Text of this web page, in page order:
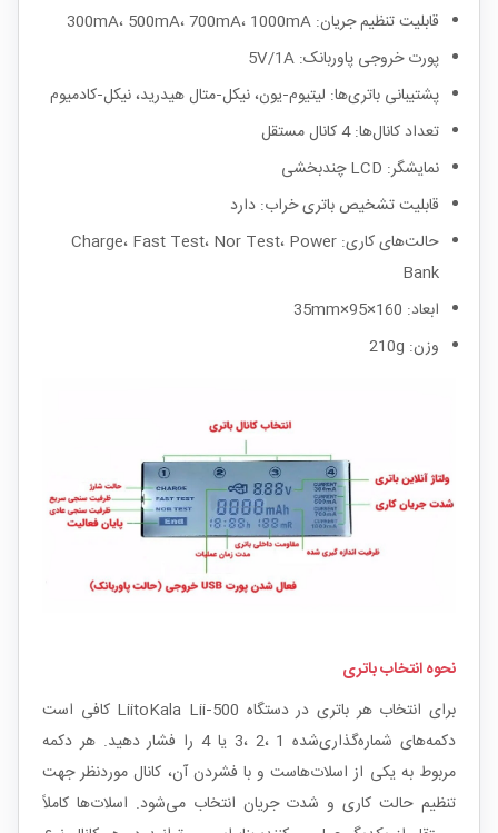
قابلیت تنظیم جریان: 300mA، 500mA، 700mA، 1000mA
پورت خروجی پاوربانک: 5V/1A
پشتیبانی باتری‌ها: لیتیوم‑یون، نیکل‑متال هیدرید، نیکل‑کادمیوم
تعداد کانال‌ها: 4 کانال مستقل
نمایشگر: LCD چندبخشی
قابلیت تشخیص باتری خراب: دارد
حالت‌های کاری: Charge، Fast Test، Nor Test، Power
Bank
ابعاد: 160×95×35mm
وزن: 210g
نحوه انتخاب باتری
برای انتخاب هر باتری در دستگاه LiitoKala Lii‑500 کافی است
دکمه‌های شماره‌گذاری‌شده 1 ،2 ،3 یا 4 را فشار دهید. هر دکمه
مربوط به یکی از اسلات‌هاست و با فشردن آن، کانال موردنظر جهت
تنظیم حالت کاری و شدت جریان انتخاب می‌شود. اسلات‌ها کاملاً